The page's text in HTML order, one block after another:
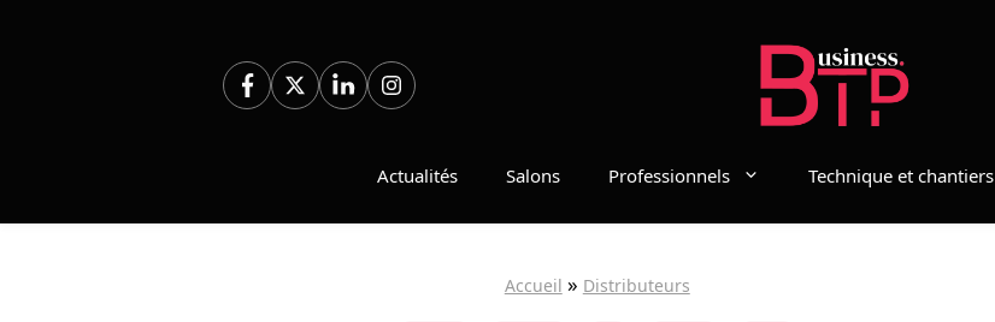
Actualités Salons Professionnels Technique et chantiers
Accueil » Distributeurs